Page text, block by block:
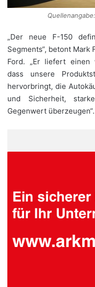
„Der neue F-150
Segments“, betont
Ford. „Er liefert einen
dass unsere
hervorbringt, die
und Sicherheit,
Gegenwert überzeugen“.